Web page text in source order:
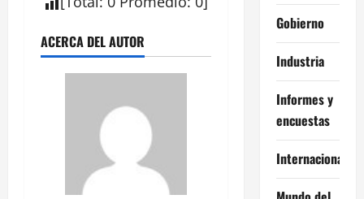
ACERCA DEL AUTOR
Gobierno
Industria
Informes y
encuestas
Internacional